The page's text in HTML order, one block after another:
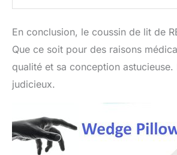
En conclusion, le coussin de lit de
Que ce soit pour des raisons
qualité et sa conception
judicieux.